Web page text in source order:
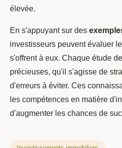
élevée.
En s'appuyant sur des
investisseurs peuvent évaluer
s'offrent à eux. Chaque étude
précieuses, qu'il s'agisse de
d'erreurs à éviter. Ces
les compétences en matière
d'augmenter les chances de